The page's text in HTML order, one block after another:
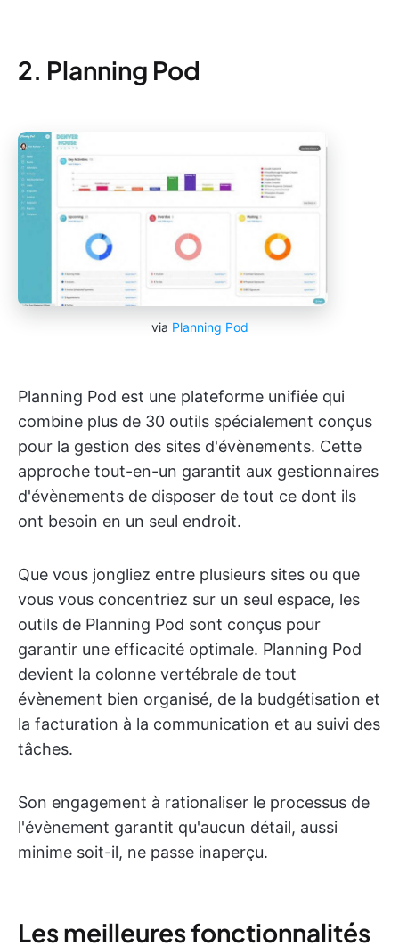
2. Planning Pod
via Planning Pod
Planning Pod est une plateforme unifiée qui
combine plus de 30 outils spécialement conçus
pour la gestion des sites d'évènements. Cette
approche tout-en-un garantit aux gestionnaires
d'évènements de disposer de tout ce dont ils
ont besoin en un seul endroit.
Que vous jongliez entre plusieurs sites ou que
vous vous concentriez sur un seul espace, les
outils de Planning Pod sont conçus pour
garantir une efficacité optimale. Planning Pod
devient la colonne vertébrale de tout
évènement bien organisé, de la budgétisation et
la facturation à la communication et au suivi des
tâches.
Son engagement à rationaliser le processus de
l'évènement garantit qu'aucun détail, aussi
minime soit-il, ne passe inaperçu.
Les meilleures fonctionnalités